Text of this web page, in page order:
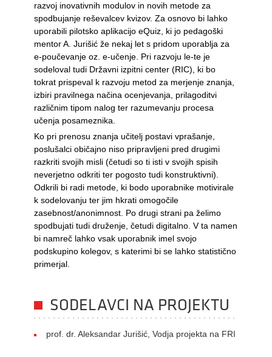
razvoj inovativnih modulov in novih metode za
spodbujanje reševalcev kvizov. Za osnovo bi lahko
uporabili pilotsko aplikacijo eQuiz, ki jo pedagoški
mentor A. Jurišić že nekaj let s pridom uporablja za
e-poučevanje oz. e-učenje. Pri razvoju le-te je
sodeloval tudi Državni izpitni center (RIC), ki bo
tokrat prispeval k razvoju metod za merjenje znanja,
izbiri pravilnega načina ocenjevanja, prilagoditvi
različnim tipom nalog ter razumevanju procesa
učenja posameznika.
Ko pri prenosu znanja učitelj postavi vprašanje,
poslušalci običajno niso pripravljeni pred drugimi
razkriti svojih misli (četudi so ti isti v svojih spisih
neverjetno odkriti ter pogosto tudi konstruktivni).
Odkrili bi radi metode, ki bodo uporabnike motivirale
k sodelovanju ter jim hkrati omogočile
zasebnost/anonimnost. Po drugi strani pa želimo
spodbujati tudi druženje, četudi digitalno. V ta namen
bi namreč lahko vsak uporabnik imel svojo
podskupino kolegov, s katerimi bi se lahko statistično
primerjal.
SODELAVCI NA PROJEKTU
prof. dr. Aleksandar Jurišić, Vodja projekta na FRI